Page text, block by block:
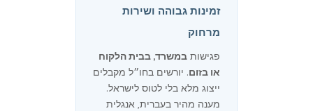
זמינות גבוהה ושירות
מרחוק
פגישות במשרד, בבית הלקוח
או בזום. יורשים בחו״ל מקבלים
ייצוג מלא בלי לטוס לישראל.
מענה מהיר בעברית, אנגלית